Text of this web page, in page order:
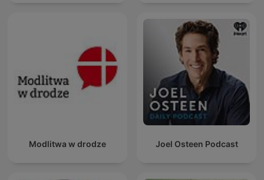
Modlitwa w drodze Joel Osteen Podcast